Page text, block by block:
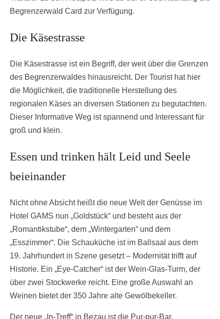
Begrenzerwald Card zur Verfügung.
Die Käsestrasse
Die Käsestrasse ist ein Begriff, der weit über die Grenzen
des Begrenzerwaldes hinausreicht. Der Tourist hat hier
die Möglichkeit, die traditionelle Herstellung des
regionalen Käses an diversen Stationen zu begutachten.
Dieser Informative Weg ist spannend und Interessant für
groß und klein.
Essen und trinken hält Leid und Seele
beieinander
Nicht ohne Absicht heißt die neue Welt der Genüsse im
Hotel GAMS nun „Goldstück“ und besteht aus der
„Romantikstube“, dem „Wintergarten“ und dem
„Esszimmer“. Die Schauküche ist im Ballsaal aus dem
19. Jahrhundert in Szene gesetzt – Modernität trifft auf
Historie. Ein „Eye-Catcher“ ist der Wein-Glas-Turm, der
über zwei Stockwerke reicht. Eine große Auswahl an
Weinen bietet der 350 Jahre alte Gewölbekeller.
Der neue „In-Treff“ in Bezau ist die Pur-pur-Bar.